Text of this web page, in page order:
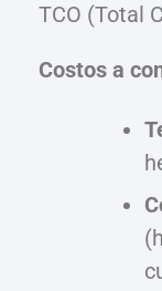
TCO (Total
Costos a